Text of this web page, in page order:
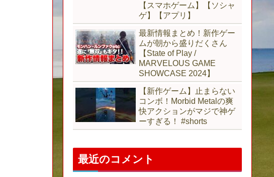
【スマホゲーム】【ソシャ
ゲ】【アプリ】
最新情報まとめ！新作ゲー
ムが朝から盛りだくさん
【State of Play /
MARVELOUS GAME
SHOWCASE 2024】
【新作ゲーム】止まらない
コンボ！Morbid Metalの爽
快アクションがマジで神ゲ
ーすぎる！ #shorts
最近のコメント